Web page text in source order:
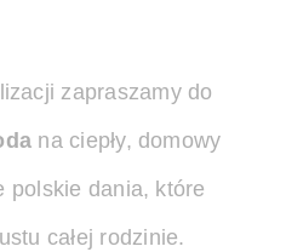
zapraszamy do
na ciepły, domowy
polskie dania, które
całej rodzinie.